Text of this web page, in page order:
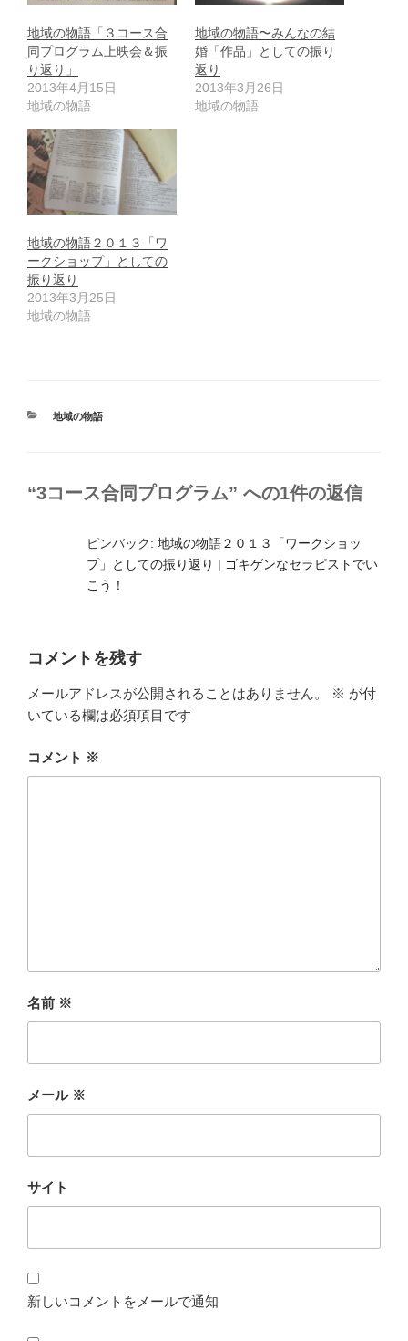
地域の物語「３コース合
同プログラム上映会＆振
り返り」
2013年4月15日
地域の物語
地域の物語〜みんなの結
婚「作品」としての振り
返り
2013年3月26日
地域の物語
地域の物語２０１３「ワ
ークショップ」としての
振り返り
2013年3月25日
地域の物語
カ
地域の物語
“3コース合同プログラム” への1件の返信
ピンバック: 地域の物語２０１３「ワークショッ
プ」としての振り返り | ゴキゲンなセラピストでい
こう！
コメントを残す
メールアドレスが公開されることはありません。 ※ が付
いている欄は必須項目です
コメント ※
名前 ※
メール ※
サイト
新しいコメントをメールで通知